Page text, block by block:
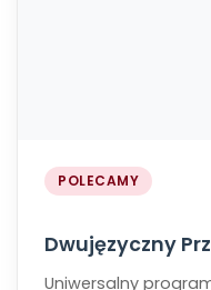
POLECAMY
Dwujęzyczny
Uniwersalny